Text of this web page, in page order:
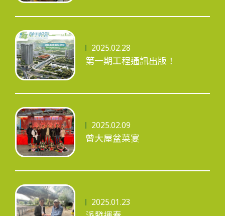
2025.02.28
第一期工程通訊出版！
2025.02.09
曾大屋盆菜宴
2025.01.23